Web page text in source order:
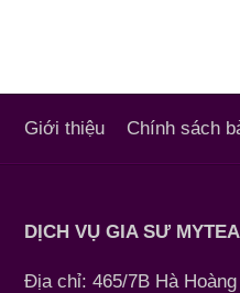
Giới thiệu Chính sách
DỊCH VỤ GIA SƯ
Địa chỉ: 465/7B Hà